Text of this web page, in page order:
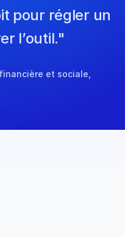
pour régler un
l’outil."
et sociale,